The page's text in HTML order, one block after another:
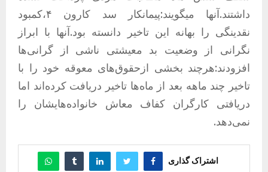
داشتند.آنها میگویند:پیمانکار سد کارون ۴،کمبود
نقدینگی را بهانه این تاخیر دانسته بود.آنها با ابراز
نگرانی از وضعیت بد معیشتی ناشی از گرانی‌ها
افزودند:هرچند بخشی ازحقوق‌های معوقه خود را با
تاخیر چند ماهه بعد از ماه‌ها تاخیر دریافت کرده‌اند اما
دریافتی کارگران کفاف معاش خانواده‌هایشان را
نمی‌دهد.
اشتراک گذاری